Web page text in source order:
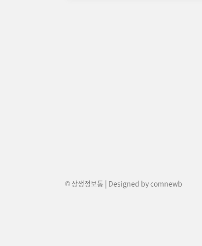
© 상생정보통 | Designed bycomnewb